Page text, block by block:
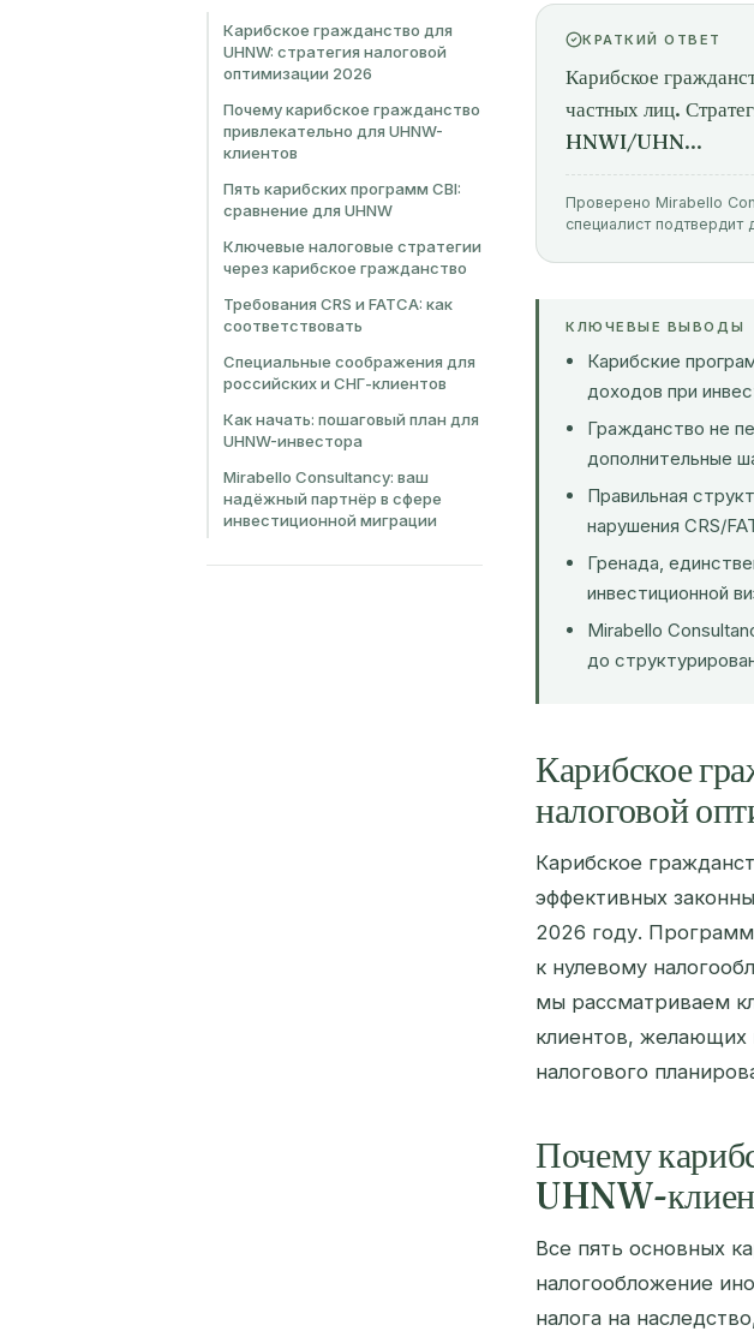
Карибское гражданство для
UHNW: стратегия налоговой
оптимизации 2026
Почему карибское гражданство
привлекательно для UHNW-
клиентов
Пять карибских программ CBI:
сравнение для UHNW
Ключевые налоговые стратегии
через карибское гражданство
Требования CRS и FATCA: как
соответствовать
Специальные соображения для
российских и СНГ-клиентов
Как начать: пошаговый план для
UHNW-инвестора
Mirabello Consultancy: ваш
надёжный партнёр в сфере
инвестиционной миграции
КРАТКИЙ ОТВЕТ
Карибское
частных лиц.
HNWI/UHN...
Проверено Mirabello
специалист
КЛЮЧЕВЫЕ ВЫВОДЫ
Карибские
доходов при
Гражданство не
дополнительные
Правильная
нарушения CRS/
Гренада,
инвестиционной
Mirabello
до
Карибское
налоговой
Карибское
эффективных
2026 году.
к нулевому
мы рассматриваем
клиентов, желающих
налогового
Почему
UHNW-
Все пять основных
налогообложение
налога на